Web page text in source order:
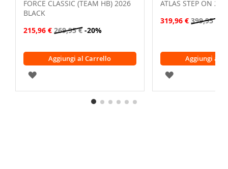
FORCE CLASSIC (TEAM HB) 2026
BLACK
215,96 € 269,95 € -20%
Aggiungi al Carrello
AGGIUNGI
ALLA
ATLAS STEP ON
319,96 € 399,95 €
Aggiungi al
AGGIUNGI
ALLA